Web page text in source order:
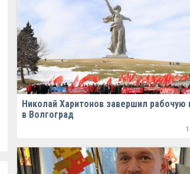
Николай Харитонов завершил рабочую
в Волгоград